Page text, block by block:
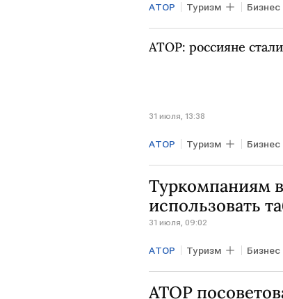
АТОР Туризм Бизнес
АТОР: россияне
31 июля, 13:38
АТОР Туризм Бизнес
Туркомпаниям
использовать
31 июля, 09:02
АТОР Туризм Бизнес
АТОР